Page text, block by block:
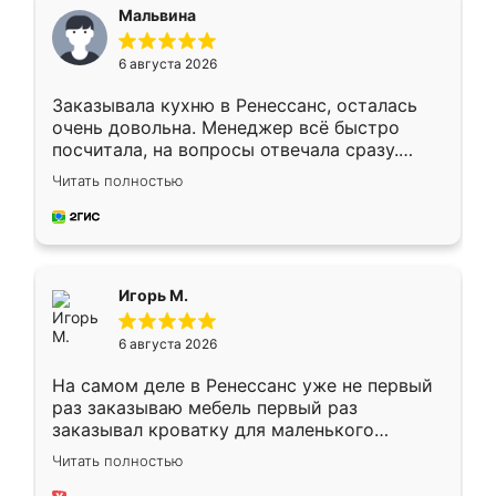
Мальвина
6 августа 2026
Заказывала кухню в Ренессанс, осталась
очень довольна. Менеджер всё быстро
посчитала, на вопросы отвечала сразу.
Замерщик приехал в субботу, подошёл к
делу со всей ответственностью. Собрали
за день, ребята работали аккуратно, даже
Читать полностью
Игорь М.
6 августа 2026
На самом деле в Ренессанс уже не первый
раз заказываю мебель первый раз
заказывал кроватку для маленького
ребёнка при его рождении ,во второй раз
заказал шкаф-купе. По качеству очень
Читать полностью